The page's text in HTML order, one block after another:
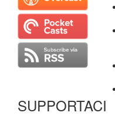
SUPPORTACI